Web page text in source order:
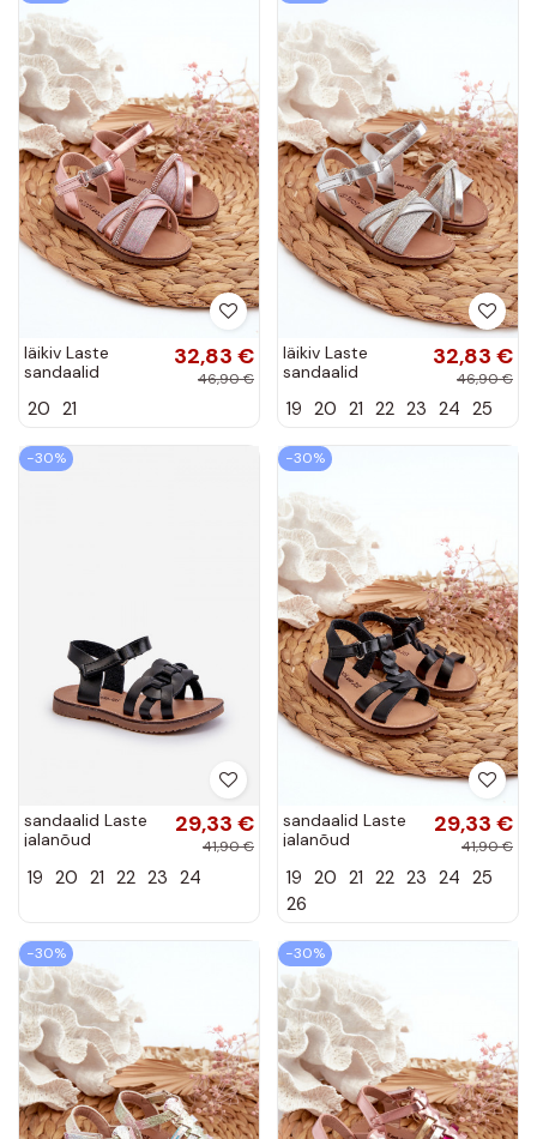
läikiv Laste
sandaalid
kinnitatav
värvi Delphina
32,83 €
46,90 €
20 21
läikiv Laste
sandaalid
kinnitatav
Delphina
32,83 €
46,90 €
19 20 21 22 23 24 25
−30%
sandaalid Laste
jalanõud
kinnitatav
29,33 €
41,90 €
19 20 21 22 23 24
−30%
sandaalid Laste
jalanõud
kinnitatav
mustad Sarniema
29,33 €
41,90 €
19 20 21 22 23 24 25
26
−30% −30%